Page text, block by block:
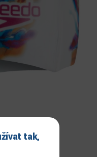
tak,